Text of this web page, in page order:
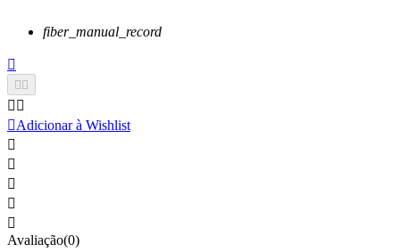
fiber_manual_record


 
Adicionar à Wishlist





Avaliação(0)